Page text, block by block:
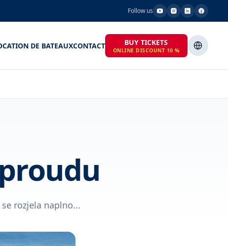
Follow us
DE BATEAUXCONTACT BUY TICKETS
ONLINE DISCOUNT 10 %
rozjela naplno...